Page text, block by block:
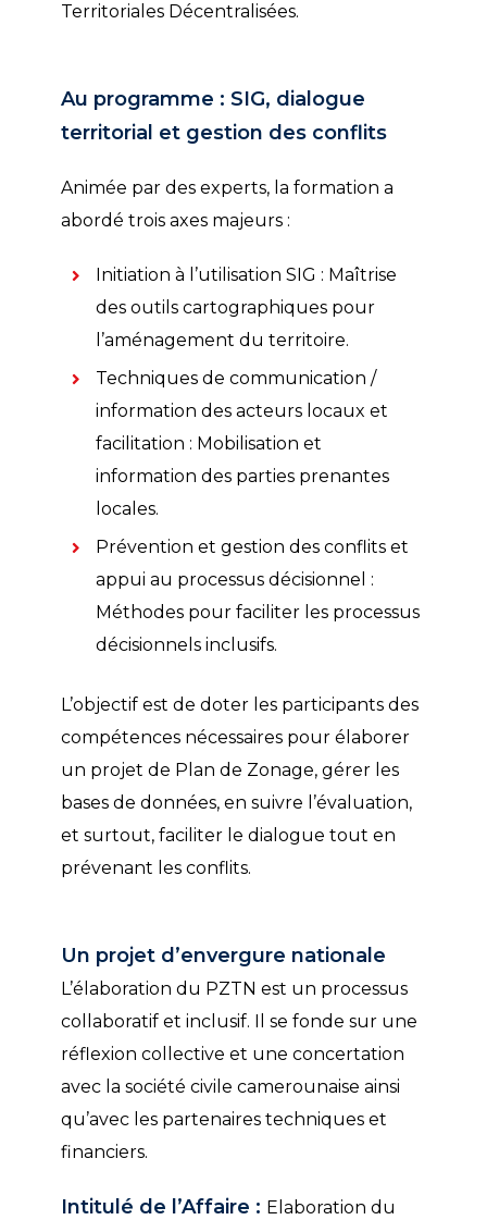
Territoriales Décentralisées.
Au programme : SIG, dialogue
territorial et gestion des conflits
Animée par des experts, la formation a
abordé trois axes majeurs :
Initiation à l’utilisation SIG : Maîtrise
des outils cartographiques pour
l’aménagement du territoire.
Techniques de communication /
information des acteurs locaux et
facilitation : Mobilisation et
information des parties prenantes
locales.
Prévention et gestion des conflits et
appui au processus décisionnel :
Méthodes pour faciliter les processus
décisionnels inclusifs.
L’objectif est de doter les participants des
compétences nécessaires pour élaborer
un projet de Plan de Zonage, gérer les
bases de données, en suivre l’évaluation,
et surtout, faciliter le dialogue tout en
prévenant les conflits.
Un projet d’envergure nationale
L’élaboration du PZTN est un processus
collaboratif et inclusif. Il se fonde sur une
réflexion collective et une concertation
avec la société civile camerounaise ainsi
qu’avec les partenaires techniques et
financiers.
Intitulé de l’Affaire : Elaboration du